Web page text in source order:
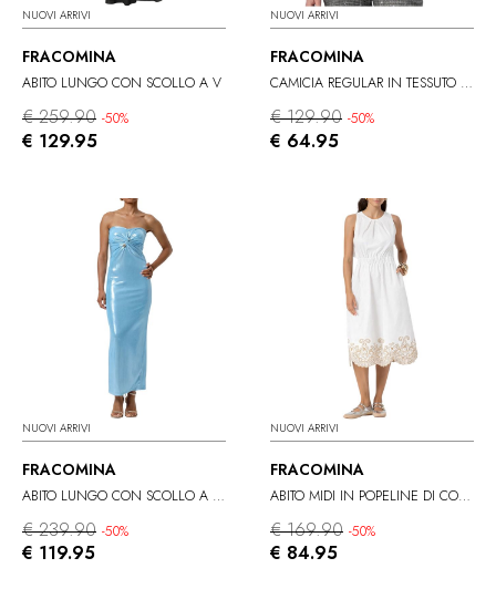
NUOVI ARRIVI
FRACOMINA
ABITO LUNGO CON SCOLLO A V
€ 259.90 -50%
€ 129.95
NUOVI ARRIVI
FRACOMINA
CAMICIA REGULAR IN TESSUTO SPALMATO
€ 129.90 -50%
€ 64.95
NUOVI ARRIVI
FRACOMINA
ABITO LUNGO CON SCOLLO A CUORE
€ 239.90 -50%
€ 119.95
NUOVI ARRIVI
FRACOMINA
ABITO MIDI IN POPELINE DI COTONE
€ 169.90 -50%
€ 84.95